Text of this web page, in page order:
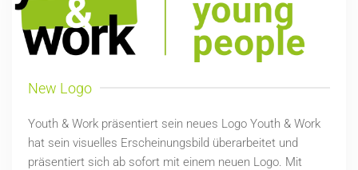
New Logo
Youth & Work präsentiert sein neues Logo Youth & Work
hat sein visuelles Erscheinungsbild überarbeitet und
präsentiert sich ab sofort mit einem neuen Logo. Mit